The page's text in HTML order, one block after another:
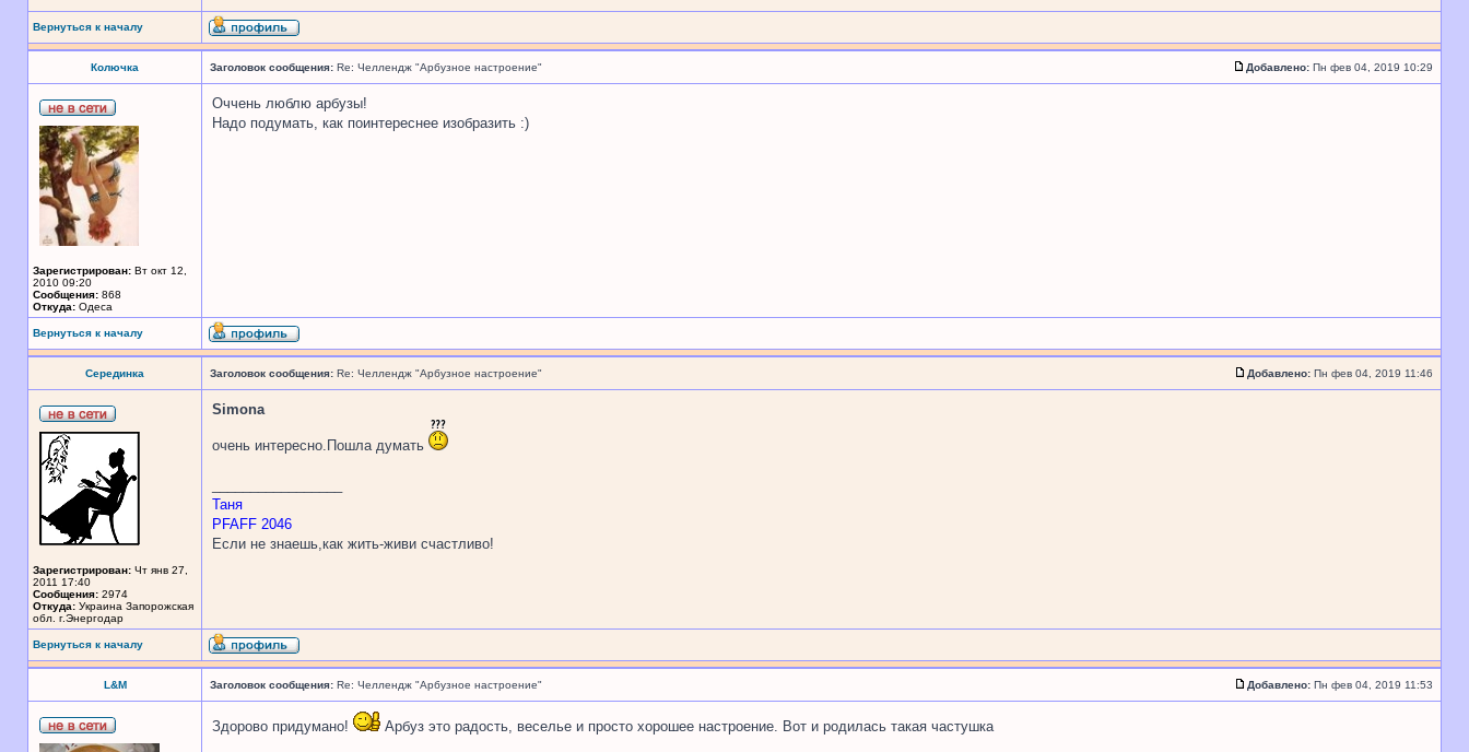
Вернуться к началу
Колючка Заголовок сообщения: Re: Челлендж "Арбузное настроение" Добавлено: Пн фев 04, 2019 10:29
Зарегистрирован: Вт окт 12,
2010 09:20
Сообщения: 868
Откуда: Одеса
Оччень люблю арбузы!
Надо подумать, как поинтереснее изобразить :)
Вернуться к началу
Серединка Заголовок сообщения: Re: Челлендж "Арбузное настроение" Добавлено: Пн фев 04, 2019 11:46
Зарегистрирован: Чт янв 27,
2011 17:40
Сообщения: 2974
Откуда: Украина Запорожская
обл. г.Энергодар
Simona
очень интересно.Пошла думать
Таня
PFAFF 2046
Если не знаешь,как жить-живи счастливо!
Вернуться к началу
L&M Заголовок сообщения: Re: Челлендж "Арбузное настроение" Добавлено: Пн фев 04, 2019 11:53
Здорово придумано! Арбуз это радость, веселье и просто хорошее настроение. Вот и родилась такая частушка